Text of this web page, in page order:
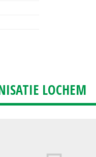
LOCHEM